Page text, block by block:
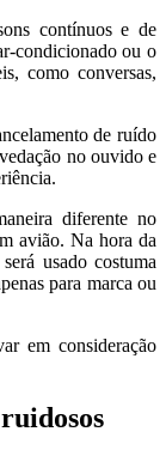
contínuos e de
condicionado ou o
como conversas,
de ruído
no ouvido e
diferente no
avião. Na hora da
usado costuma
para marca ou
em consideração